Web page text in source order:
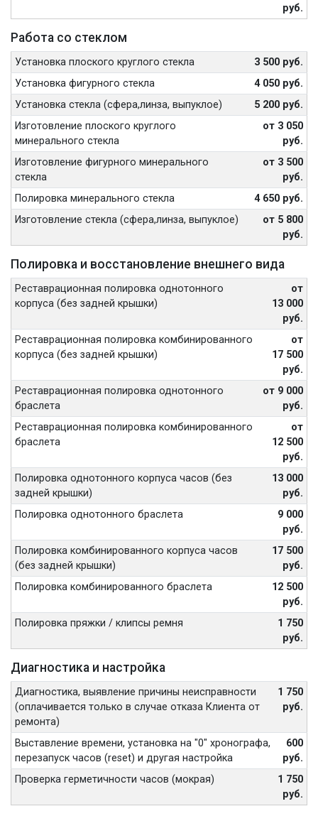
руб.
Работа со стеклом
Установка плоского круглого стекла
3 500 руб.
Установка фигурного стекла
4 050 руб.
Установка стекла (сфера,линза, выпуклое)
5 200 руб.
Изготовление плоского круглого
минерального стекла
от 3 050
руб.
Изготовление фигурного минерального
стекла
от 3 500
руб.
Полировка минерального стекла
4 650 руб.
Изготовление стекла (сфера,линза, выпуклое)
от 5 800
руб.
Полировка и восстановление внешнего вида
Реставрационная полировка однотонного
корпуса (без задней крышки)
от
13 000
руб.
Реставрационная полировка комбинированного
корпуса (без задней крышки)
от
17 500
руб.
Реставрационная полировка однотонного
браслета
от 9 000
руб.
Реставрационная полировка комбинированного
браслета
от
12 500
руб.
Полировка однотонного корпуса часов (без
задней крышки)
13 000
руб.
Полировка однотонного браслета
9 000
руб.
Полировка комбинированного корпуса часов
(без задней крышки)
17 500
руб.
Полировка комбинированного браслета
12 500
руб.
Полировка пряжки / клипсы ремня
1 750
руб.
Диагностика и настройка
Диагностика, выявление причины неисправности
(оплачивается только в случае отказа Клиента от
ремонта)
1 750
руб.
Выставление времени, установка на "0" хронографа,
перезапуск часов (reset) и другая настройка
600
руб.
Проверка герметичности часов (мокрая)
1 750
руб.